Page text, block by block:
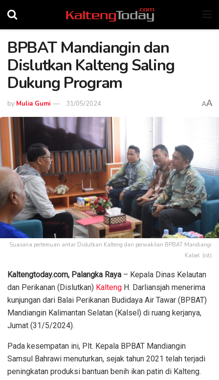
BPBAT Mandiangin dan
Dislutkan Kalteng Saling
Dukung Program
by Mulia Gumi 31/05/2024 AA
Suasana pertemuan antar Dislutkan Kalteng dan perwakilan BPBAT Mandiangi
Kalsel. (ist)
Kaltengtoday.com, Palangka Raya – Kepala Dinas Kelautan
dan Perikanan (Dislutkan) Kalteng H. Darliansjah menerima
kunjungan dari Balai Perikanan Budidaya Air Tawar (BPBAT)
Mandiangin Kalimantan Selatan (Kalsel) di ruang kerjanya,
Jumat (31/5/2024).
Pada kesempatan ini, Plt. Kepala BPBAT Mandiangin
Samsul Bahrawi menuturkan, sejak tahun 2021 telah terjadi
peningkatan produksi bantuan benih ikan patin di Kalteng.